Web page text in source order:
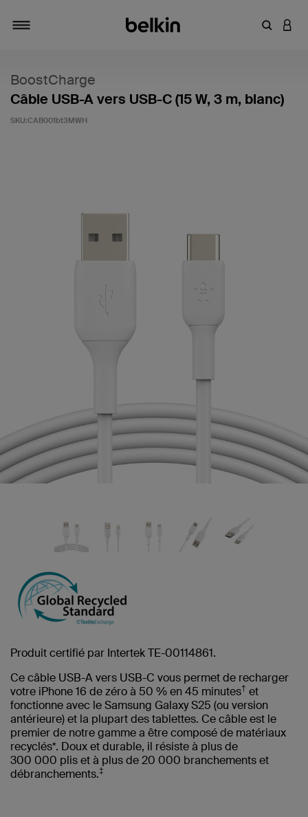
Saisir
BoostCharge
Câble USB-A vers USB-C (15 W, 3 m, blanc)
SKU:CAB001bt3MWH
Produit certifié par Intertek TE-00114861.
Ce câble USB-A vers USB-C vous permet de recharger
votre iPhone 16 de zéro à 50 % en 45 minutes† et
fonctionne avec le Samsung Galaxy S25 (ou version
antérieure) et la plupart des tablettes. Ce câble est le
premier de notre gamme a être composé de matériaux
recyclés*. Doux et durable, il résiste à plus de
300 000 plis et à plus de 20 000 branchements et
débranchements.‡